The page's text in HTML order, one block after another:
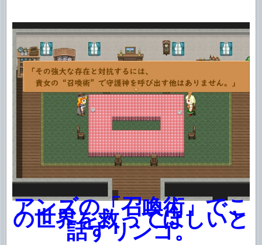
アンズの「召喚術」でこ
の世界を救ってほしいと
話すリンゴ。